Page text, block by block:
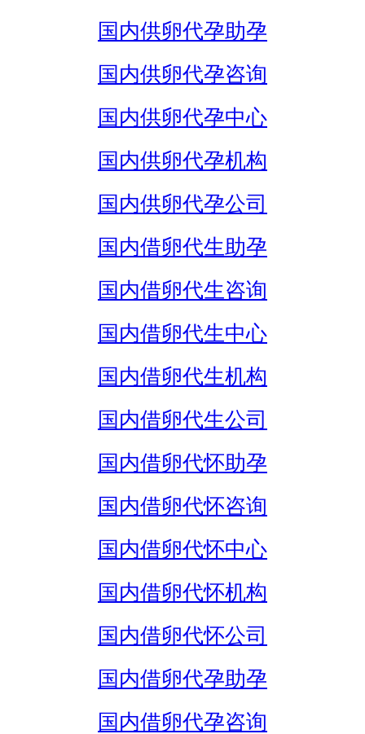
国内供卵代孕助孕
国内供卵代孕咨询
国内供卵代孕中心
国内供卵代孕机构
国内供卵代孕公司
国内借卵代生助孕
国内借卵代生咨询
国内借卵代生中心
国内借卵代生机构
国内借卵代生公司
国内借卵代怀助孕
国内借卵代怀咨询
国内借卵代怀中心
国内借卵代怀机构
国内借卵代怀公司
国内借卵代孕助孕
国内借卵代孕咨询